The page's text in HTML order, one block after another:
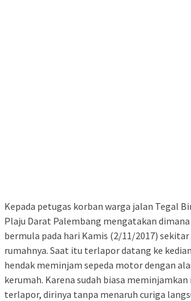
Kepada petugas korban warga jalan Tegal
Plaju Darat Palembang mengatakan
bermula pada hari Kamis (2/11/2017) sekitar
rumahnya. Saat itu terlapor datang ke
hendak meminjam sepeda motor dengan
kerumah. Karena sudah biasa
terlapor, dirinya tanpa menaruh curiga